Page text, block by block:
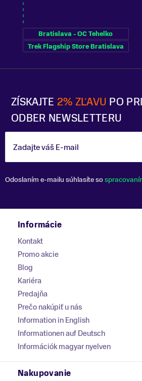
ZÍSKAJTE 2% ZĽAVU PO
ODBER NEWSLETTERU
Zadajte váš E-mail
Odoslaním e-mailu súhlasíte so
Bratislava - OC Tehelko
Trek Flagship Store Bratislava
Informácie
Kontakt
Promo akcie
Blog
Kariéra
Predajňa
Prečo nakúpiť u nás
Information in English
Informationen auf Deutsch
Információk magyar nyelven
Nakupovanie